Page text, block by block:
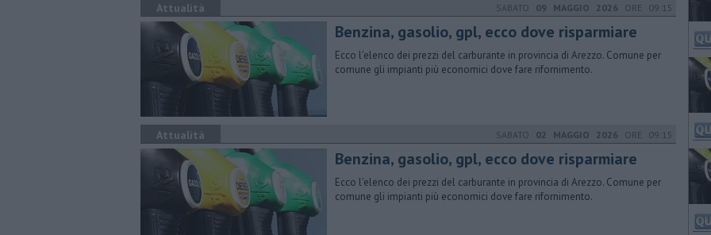
Attualità SABATO 09 MAGGIO 2026 ORE 09:15
​Benzina, gasolio, gpl, ecco dove risparmiare
Ecco l'elenco dei prezzi del carburante in provincia di Arezzo. Comune per
comune gli impianti più economici dove fare rifornimento.
Attualità SABATO 02 MAGGIO 2026 ORE 09:15
​Benzina, gasolio, gpl, ecco dove risparmiare
Ecco l'elenco dei prezzi del carburante in provincia di Arezzo. Comune per
comune gli impianti più economici dove fare rifornimento.